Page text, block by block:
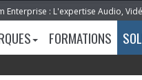
Enterprise : L'expertise Audio,
FORMATIONS